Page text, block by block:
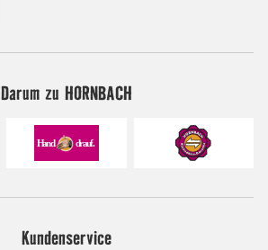
Darum zu HORNBACH
Kundenservice